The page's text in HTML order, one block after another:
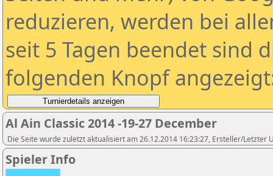
reduzieren, werden bei
seit 5 Tagen beendet sind
folgenden Knopf
Al Ain Classic 2014 -19-27 December
Die Seite wurde zuletzt aktualisiert am 26.12.2014 16:23:27, Ersteller/Letzter
Spieler Info